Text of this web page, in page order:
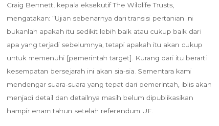
Craig Bennett, kepala eksekutif The Wildlife Trusts,
mengatakan: “Ujian sebenarnya dari transisi pertanian ini
bukanlah apakah itu sedikit lebih baik atau cukup baik dari
apa yang terjadi sebelumnya, tetapi apakah itu akan cukup
untuk memenuhi [pemerintah target]. Kurang dari itu berarti
kesempatan bersejarah ini akan sia-sia. Sementara kami
mendengar suara-suara yang tepat dari pemerintah, iblis akan
menjadi detail dan detailnya masih belum dipublikasikan
hampir enam tahun setelah referendum UE.